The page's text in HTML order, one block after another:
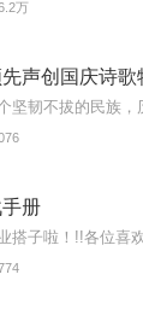
万
声创国庆诗歌
册